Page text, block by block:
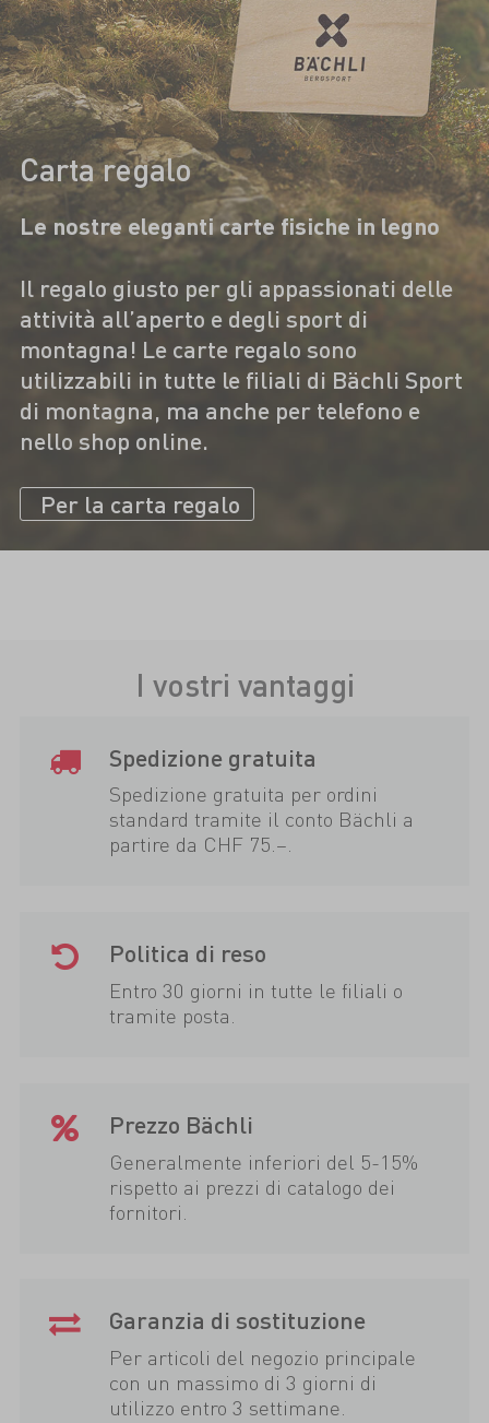
Carta regalo
Le nostre eleganti carte fisiche in legno
Il regalo giusto per gli appassionati delle
attività all’aperto e degli sport di
montagna! Le carte regalo sono
utilizzabili in tutte le filiali di Bächli Sport
di montagna, ma anche per telefono e
nello shop online.
Per la carta regalo
I vostri vantaggi
Spedizione gratuita
Spedizione gratuita per ordini
standard tramite il conto Bächli a
partire da CHF 75.–.
Politica di reso
Entro 30 giorni in tutte le filiali o
tramite posta.
Prezzo Bächli
Generalmente inferiori del 5-15%
rispetto ai prezzi di catalogo dei
fornitori.
Garanzia di sostituzione
Per articoli del negozio principale
con un massimo di 3 giorni di
utilizzo entro 3 settimane.